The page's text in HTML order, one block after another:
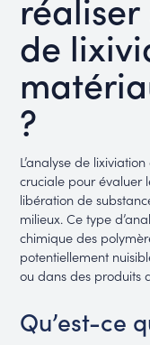
de
?
L’analyse de
cruciale pour évaluer
libération de
milieux. Ce type
chimique des
potentiellement
ou dans des produits
Qu’est-ce